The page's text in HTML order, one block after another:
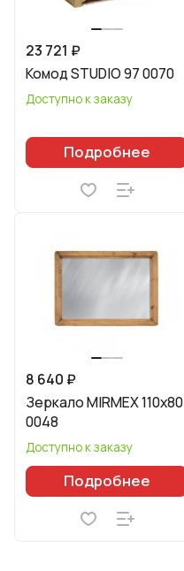
23 721 ₽
Комод STUDIO 97 0070
Доступно к заказу
Подробнее
8 640 ₽
Зеркало MIRMEX 110х80
0048
Доступно к заказу
Подробнее